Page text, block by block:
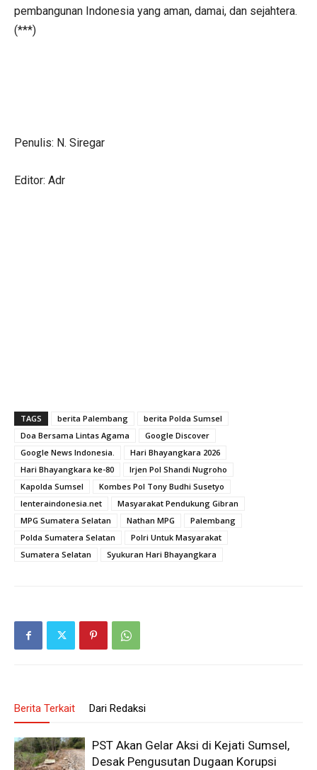
pembangunan Indonesia yang aman, damai, dan sejahtera.
(***)
Penulis: N. Siregar
Editor: Adr
TAGS berita Palembang
berita Polda Sumsel
Doa Bersama Lintas Agama
Google Discover
Google News Indonesia.
Hari Bhayangkara 2026
Hari Bhayangkara ke-80
Irjen Pol Shandi Nugroho
Kapolda Sumsel
Kombes Pol Tony Budhi Susetyo
lenteraindonesia.net
Masyarakat Pendukung Gibran
MPG Sumatera Selatan
Nathan MPG
Palembang
Polda Sumatera Selatan
Polri Untuk Masyarakat
Sumatera Selatan
Syukuran Hari Bhayangkara
Berita Terkait Dari Redaksi
PST Akan Gelar Aksi di Kejati Sumsel,
Desak Pengusutan Dugaan Korupsi